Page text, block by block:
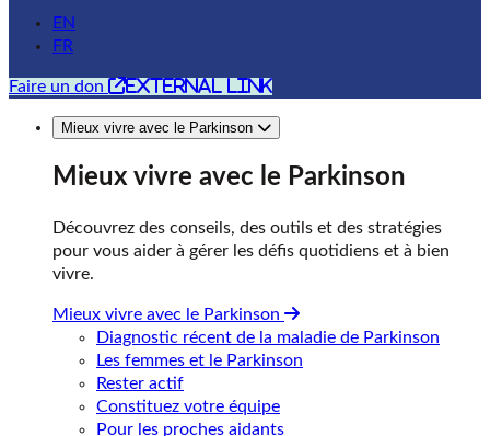
EN
FR
Faire un don external link
Mieux vivre avec le Parkinson
Mieux vivre avec le Parkinson
Découvrez des conseils, des outils et des stratégies
pour vous aider à gérer les défis quotidiens et à bien
vivre.
Mieux vivre avec le Parkinson
Diagnostic récent de la maladie de Parkinson
Les femmes et le Parkinson
Rester actif
Constituez votre équipe
Pour les proches aidants